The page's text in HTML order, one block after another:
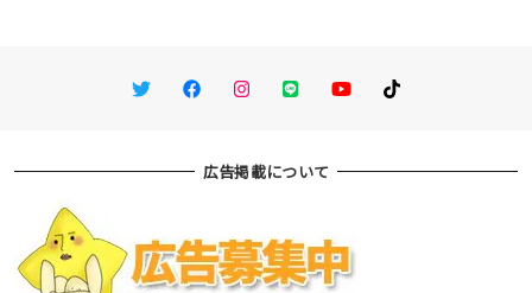
TwitterFacebookInstagram
LINE You TubeTikTok
広告掲載について